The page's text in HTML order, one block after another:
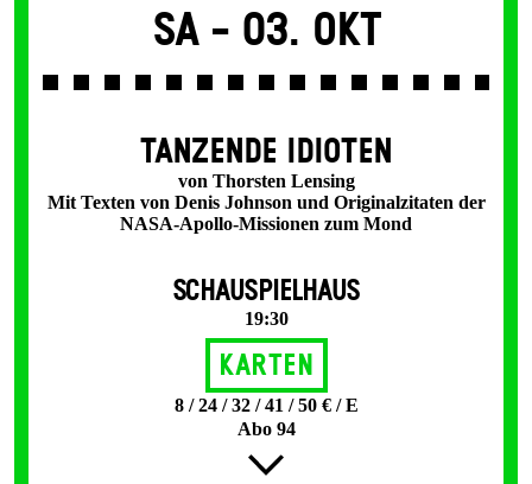
Sa - 03. Okt
TANZENDE IDIOTEN
von Thorsten Lensing
Mit Texten von Denis Johnson und Originalzitaten der
NASA-Apollo-Missionen zum Mond
SCHAUSPIELHAUS
19:30
Karten
8 / 24 / 32 / 41 / 50 € / E
Abo 94